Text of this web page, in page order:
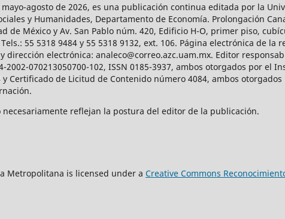
mayo-agosto de 2026, es una publicación continua editada por la
y Humanidades, Departamento de Economía. Prolongación
de México y Av. San Pablo núm. 420, Edificio H-O, primer piso,
55 5318 9484 y 55 5318 9132, ext. 106. Página electrónica de la
electrónica: analeco@correo.azc.uam.mx. Editor
2002-070213050700-102, ISSN 0185-3937, ambos otorgados por el
Certificado de Licitud de Contenido número 4084, ambos
reflejan la postura del editor de la publicación.
Metropolitana is licensed under a Creative Commons